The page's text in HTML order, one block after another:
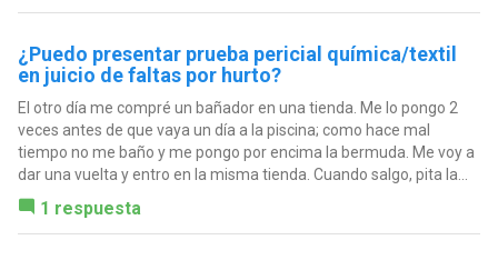
¿Puedo presentar prueba pericial química/textil
en juicio de faltas por hurto?
El otro día me compré un bañador en una tienda. Me lo pongo 2
veces antes de que vaya un día a la piscina; como hace mal
tiempo no me baño y me pongo por encima la bermuda. Me voy a
dar una vuelta y entro en la misma tienda. Cuando salgo, pita la...
1 respuesta